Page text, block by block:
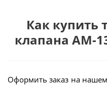
Как купить
клапана АМ-
Оформить заказ на нашем